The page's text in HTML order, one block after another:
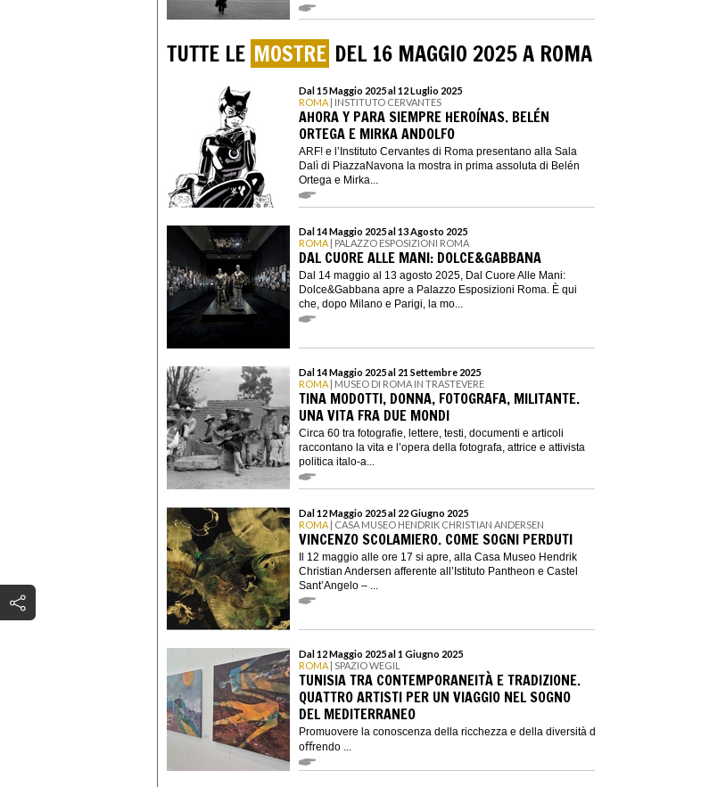
TUTTE LE MOSTRE DEL 16 MAGGIO 2025 A ROMA
Dal 15 Maggio 2025 al 12 Luglio 2025
ROMA | INSTITUTO CERVANTES
AHORA Y PARA SIEMPRE HEROÍNAS. BELÉN
ORTEGA E MIRKA ANDOLFO
ARF! e l’Instituto Cervantes di Roma presentano alla Sala
Dalì di PiazzaNavona la mostra in prima assoluta di Belén
Ortega e Mirka...
Dal 14 Maggio 2025 al 13 Agosto 2025
ROMA | PALAZZO ESPOSIZIONI ROMA
DAL CUORE ALLE MANI: DOLCE&GABBANA
Dal 14 maggio al 13 agosto 2025, Dal Cuore Alle Mani:
Dolce&Gabbana apre a Palazzo Esposizioni Roma. È qui
che, dopo Milano e Parigi, la mo...
Dal 14 Maggio 2025 al 21 Settembre 2025
ROMA | MUSEO DI ROMA IN TRASTEVERE
TINA MODOTTI, DONNA, FOTOGRAFA, MILITANTE.
UNA VITA FRA DUE MONDI
Circa 60 tra fotografie, lettere, testi, documenti e articoli
raccontano la vita e l’opera della fotografa, attrice e attivista
politica italo-a...
Dal 12 Maggio 2025 al 22 Giugno 2025
ROMA | CASA MUSEO HENDRIK CHRISTIAN ANDERSEN
VINCENZO SCOLAMIERO. COME SOGNI PERDUTI
Il 12 maggio alle ore 17 si apre, alla Casa Museo Hendrik
Christian Andersen afferente all’Istituto Pantheon e Castel
Sant’Angelo – ...
Dal 12 Maggio 2025 al 1 Giugno 2025
ROMA | SPAZIO WEGIL
TUNISIA TRA CONTEMPORANEITÀ E TRADIZIONE.
QUATTRO ARTISTI PER UN VIAGGIO NEL SOGNO
DEL MEDITERRANEO
Promuovere la conoscenza della ricchezza e della diversità della cultura tunisina,
oﬀrendo ...